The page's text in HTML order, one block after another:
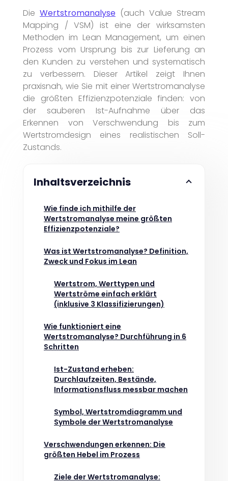
Die Wertstromanalyse (auch Value Stream
Mapping / VSM) ist eine der wirksamsten
Methoden im Lean Management, um einen
Prozess vom Ursprung bis zur Lieferung an
den Kunden zu verstehen und systematisch
zu verbessern. Dieser Artikel zeigt Ihnen
praxisnah, wie Sie mit einer Wertstromanalyse
die größten Effizienzpotenziale finden: von
der sauberen Ist-Aufnahme über das
Erkennen von Verschwendung bis zum
Wertstromdesign eines realistischen Soll-
Zustands.
Inhaltsverzeichnis
Wie finde ich mithilfe der
Wertstromanalyse meine größten
Effizienzpotenziale?
Was ist Wertstromanalyse? Definition,
Zweck und Fokus im Lean
Wertstrom, Werttypen und
Wertströme einfach erklärt
(inklusive 3 Klassifizierungen)
Wie funktioniert eine
Wertstromanalyse? Durchführung in 6
Schritten
Ist-Zustand erheben:
Durchlaufzeiten, Bestände,
Informationsfluss messbar machen
Symbol, Wertstromdiagramm und
Symbole der Wertstromanalyse
Verschwendungen erkennen: Die
größten Hebel im Prozess
Ziele der Wertstromanalyse: